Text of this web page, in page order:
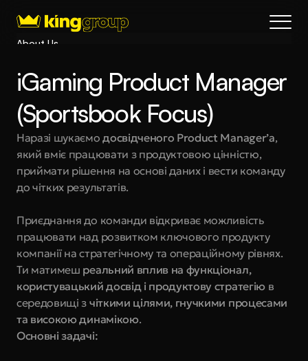
About Us
Services
Process
Coming Soon
King Interns
iGaming Product Manager
(Sportsbook Focus)
Наразі шукаємо досвідченого Product Manager’a,
який вміє працювати з продуктовою цінністю,
приймати рішення на основі даних і вести команду
до чітких результатів.
Приєднання до команди відкриває можливість
працювати над розвитком ключового продукту
компанії на стратегічному та операційному рівнях.
Ти матимеш реальний вплив на функціонал,
користувацький досвід і продуктову стратегію в
середовищі з чіткими цілями, гнучкими процесами
та високою динамікою.
Основні задачі: